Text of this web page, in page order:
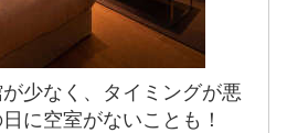
少なく、タイミングが悪
に空室がないことも！